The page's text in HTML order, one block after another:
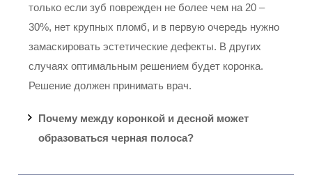
только если зуб поврежден не более чем на 20 –
30%, нет крупных пломб, и в первую очередь нужно
замаскировать эстетические дефекты. В других
случаях оптимальным решением будет коронка.
Решение должен принимать врач.
Почему между коронкой и десной может
образоваться черная полоса?